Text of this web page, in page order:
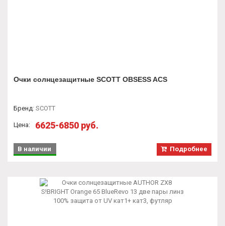
Очки солнцезащитные SCOTT OBSESS ACS
Бренд: SCOTT
Цена: 6625-6850 руб.
Подробнее
В наличии